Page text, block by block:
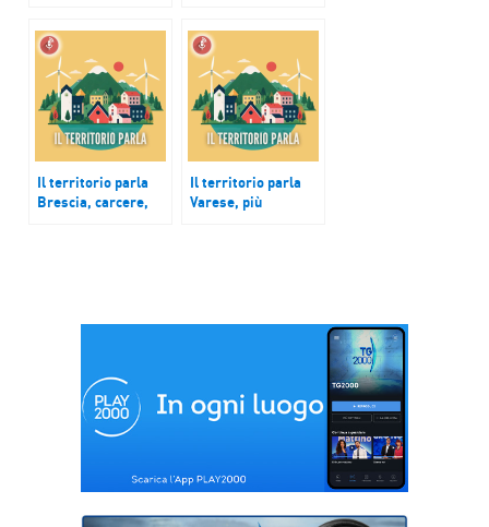
detenuti
educativa
Il territorio parla
Brescia, carcere,
Il territorio parla
Varese, più